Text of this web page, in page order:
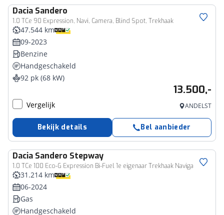
Dacia Sandero
1.0 TCe 90 Expression, Navi, Camera, Blind Spot, Trekhaak
47.544 km
09-2023
Benzine
Handgeschakeld
92 pk (68 kW)
13.500,-
Vergelijk ANDELST
Bekijk details Bel aanbieder
Dacia Sandero Stepway
1.0 TCe 100 Eco-G Expression Bi-Fuel 1e eigenaar Trekhaak Naviga
31.214 km
06-2024
Gas
Handgeschakeld